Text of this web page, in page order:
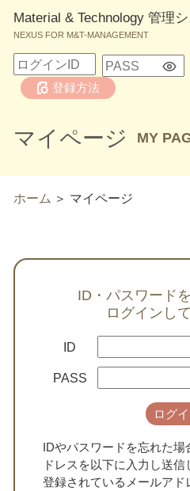
Material & Technology 管理
NEXUS FOR M&T-MANAGEMENT
登録方法
マイページ MY
ホーム マイページ
ID・パスワード
ログインし
ID
PASS
ログ
IDやパスワードを忘れた
ドレスを以下に入力し送信
登録されているメールアド